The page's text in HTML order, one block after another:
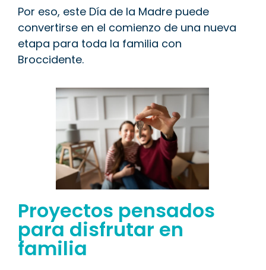
Por eso, este Día de la Madre puede
convertirse en el comienzo de una nueva
etapa para toda la familia con
Broccidente.
Proyectos pensados
para disfrutar en
familia